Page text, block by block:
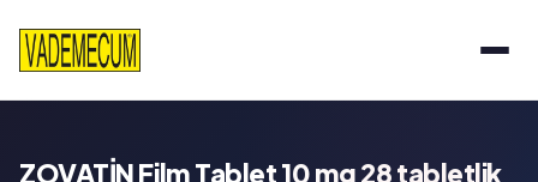
ZOVATİN Film Tablet 10 mg 28 tabletlik